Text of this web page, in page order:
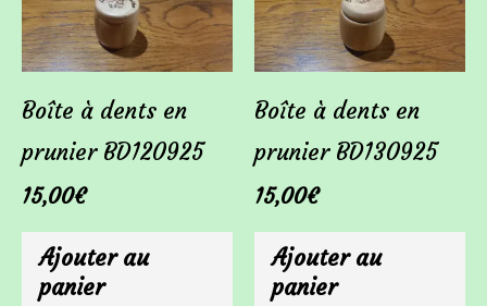
Boîte à dents en
prunier BD120925
15,00€
Ajouter au
panier
Boîte à dents en
prunier BD130925
15,00€
Ajouter au
panier